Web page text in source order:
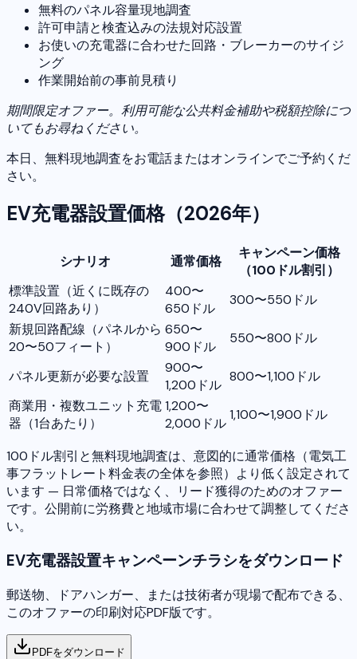
無料のパネル容量現地調査
許可申請と検査込みの法規対応設置
お使いの充電器に合わせた回路・ブレーカーのサイジ
ング
作業開始前の事前見積り
期間限定オファー。利用可能な公共料金補助や税額控除につ
いてもお尋ねください。
本日、無料現地調査をお電話またはオンラインでご予約くだ
さい。
EV充電器設置価格（2026年）
シナリオ 通常価格
キャンペーン価格
（100ドル割引）
標準設置（近くに既存の
240V回路あり）
400〜
650ドル
300〜550ドル
新規回路配線（パネルから
20〜50フィート）
650〜
900ドル
550〜800ドル
パネル更新が必要な設置
900〜
1,200ドル
800〜1,100ドル
商業用・複数ユニット充電
器（1台あたり）
1,200〜
2,000ドル
1,100〜1,900ドル
100ドル割引と無料現地調査は、意図的に通常価格（電気工
事フラットレート料金表の全体を参照）より低く設定されて
います — 日常価格ではなく、リード獲得のためのオファー
です。公開前に労務費と地域市場に合わせて調整してくださ
い。
EV充電器設置キャンペーンチラシをダウンロード
郵送物、ドアハンガー、または技術者が現場で配布できる、
このオファーの印刷対応PDF版です。
PDFをダウンロード